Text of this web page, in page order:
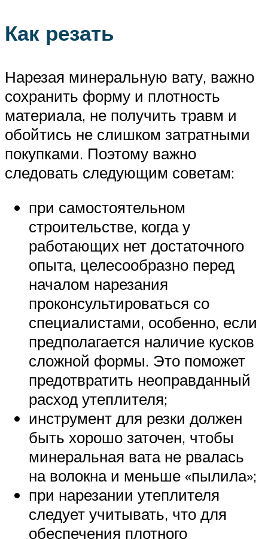
Как резать
Нарезая минеральную вату, важно
сохранить форму и плотность
материала, не получить травм и
обойтись не слишком затратными
покупками. Поэтому важно
следовать следующим советам:
при самостоятельном
строительстве, когда у
работающих нет достаточного
опыта, целесообразно перед
началом нарезания
проконсультироваться со
специалистами, особенно, если
предполагается наличие кусков
сложной формы. Это поможет
предотвратить неоправданный
расход утеплителя;
инструмент для резки должен
быть хорошо заточен, чтобы
минеральная вата не рвалась
на волокна и меньше «пылила»;
при нарезании утеплителя
следует учитывать, что для
обеспечения плотного